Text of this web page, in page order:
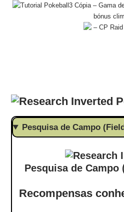
– Gama
bónus
– CP
Pesquisa de Campo
Pesquisa de Campo
Recompensas